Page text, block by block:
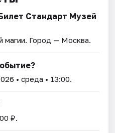
Стандарт Музей
магии. Город — Москва.
• среда • 13:00.
₽.